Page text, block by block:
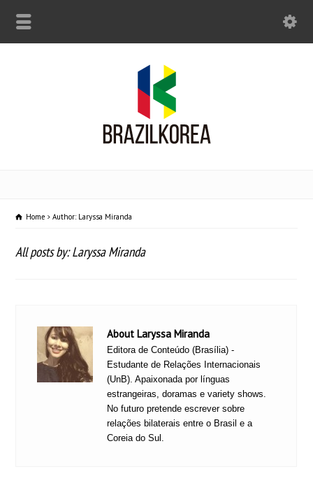
Home Author: Laryssa Miranda
All posts by: Laryssa Miranda
About Laryssa Miranda
Editora de Conteúdo (Brasília) -
Estudante de Relações Internacionais
(UnB). Apaixonada por línguas
estrangeiras, doramas e variety shows.
No futuro pretende escrever sobre
relações bilaterais entre o Brasil e a
Coreia do Sul.